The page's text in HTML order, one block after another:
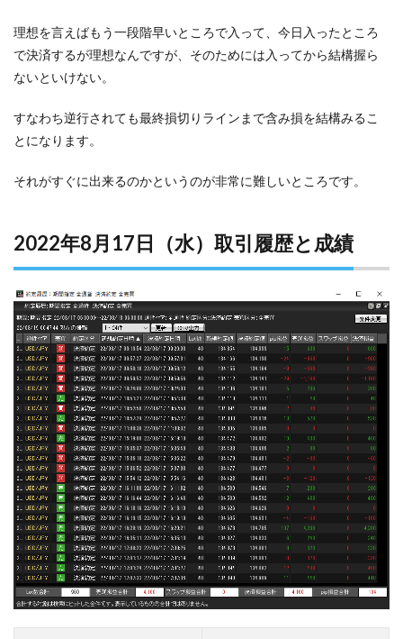
理想を言えばもう一段階早いところで入って、今日入ったところ
で決済するが理想なんですが、そのためには入ってから結構握ら
ないといけない。
すなわち逆行されても最終損切りラインまで含み損を結構みるこ
とになります。
それがすぐに出来るのかというのが非常に難しいところです。
2022年8月17日（水）取引履歴と成績